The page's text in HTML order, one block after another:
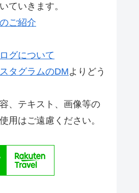
ていきます。
ご紹介
グについて
タグラムのDMよりどう
、テキスト、画像等の
用はご遠慮ください。